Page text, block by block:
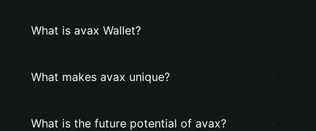
What is avax Wallet?
What makes avax unique?
What is the future potential of avax?